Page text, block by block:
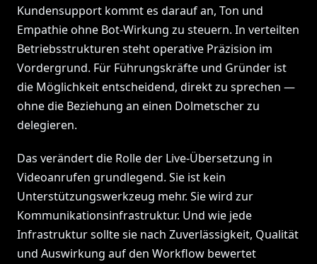
Kundensupport kommt es darauf an, Ton und
Empathie ohne Bot-Wirkung zu steuern. In verteilten
Betriebsstrukturen steht operative Präzision im
Vordergrund. Für Führungskräfte und Gründer ist
die Möglichkeit entscheidend, direkt zu sprechen —
ohne die Beziehung an einen Dolmetscher zu
delegieren.
Das verändert die Rolle der Live-Übersetzung in
Videoanrufen grundlegend. Sie ist kein
Unterstützungswerkzeug mehr. Sie wird zur
Kommunikationsinfrastruktur. Und wie jede
Infrastruktur sollte sie nach Zuverlässigkeit, Qualität
und Auswirkung auf den Workflow bewertet